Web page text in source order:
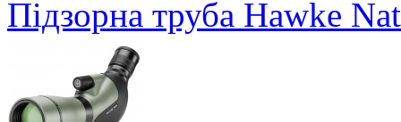
Підзорна труба Hawke